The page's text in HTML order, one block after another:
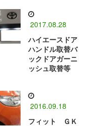
2017.08.28
ハイエースドア
ハンドル取替バ
ックドアガーニ
ッシュ取替等
2016.09.18
フィット ＧＫ